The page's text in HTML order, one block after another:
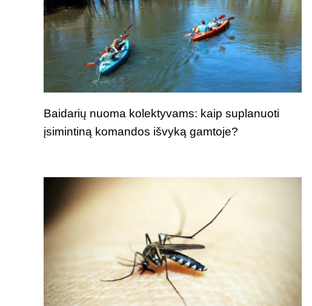
Baidarių nuoma kolektyvams: kaip suplanuoti
įsimintiną komandos išvyką gamtoje?